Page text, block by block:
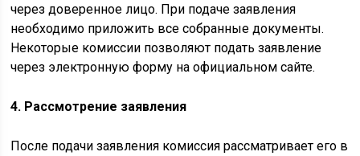
через доверенное лицо. При подаче заявления
необходимо приложить все собранные документы.
Некоторые комиссии позволяют подать заявление
через электронную форму на официальном сайте.
4. Рассмотрение заявления
После подачи заявления комиссия рассматривает его в